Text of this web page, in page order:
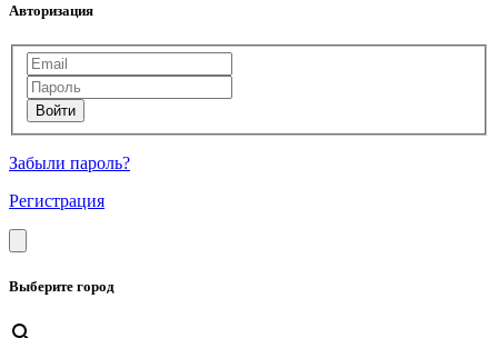
Авторизация
Забыли пароль?
Регистрация
Выберите город